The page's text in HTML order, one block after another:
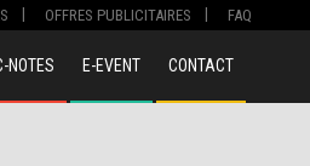
OFFRES PUBLICITAIRES FAQ
NOTES E-EVENT CONTACT